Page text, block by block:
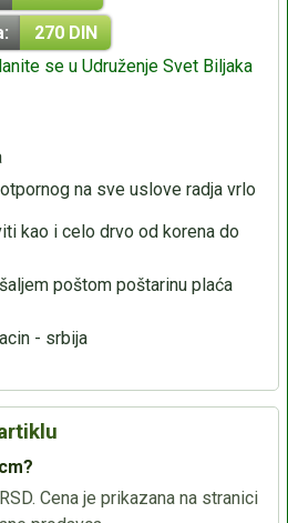
270 DIN
se u Udruženje Svet Biljaka
na sve uslove radja vrlo
kao i celo drvo od korena do
šaljem poštom poštarinu plaća
- srbija
Cena je prikazana na stranici